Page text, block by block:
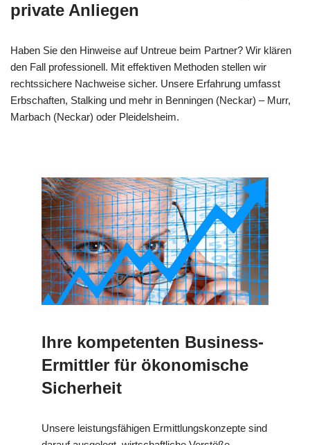
private Anliegen
Haben Sie den Hinweise auf Untreue beim Partner? Wir klären
den Fall professionell. Mit effektiven Methoden stellen wir
rechtssichere Nachweise sicher. Unsere Erfahrung umfasst
Erbschaften, Stalking und mehr in Benningen (Neckar) – Murr,
Marbach (Neckar) oder Pleidelsheim.
Ihre kompetenten Business-
Ermittler für ökonomische
Sicherheit
Unsere leistungsfähigen Ermittlungskonzepte sind